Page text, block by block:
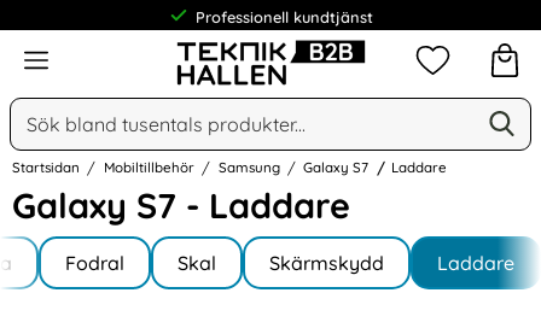
Professionell kundtjänst
Meny
Sök
Sök på Narse Group AB
Mina
Startsidan Mobiltillbehör Samsung Galaxy S7 Laddare
Galaxy S7 - Laddare
Hoppa
till
produkter
Underkategorier
Fodral Skal Skärmskydd Laddare